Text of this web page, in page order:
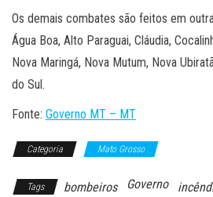
Os demais combates são feitos em
Água Boa, Alto Paraguai, Cláudia,
Nova Maringá, Nova Mutum, Nova
do Sul.
Fonte: Governo MT – MT
Categoria Mato Grosso
Tags bombeiros Governo